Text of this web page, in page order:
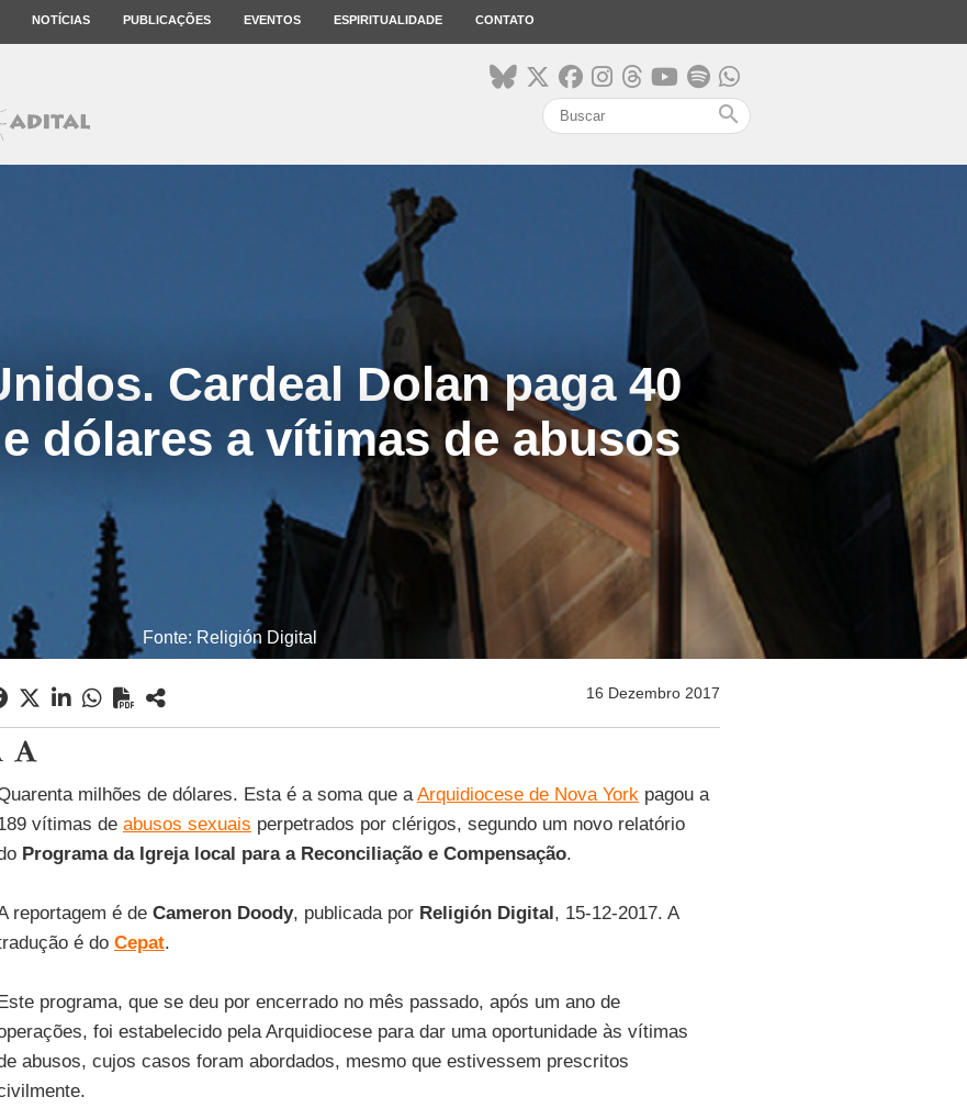
NOTÍCIAS PUBLICAÇÕES EVENTOS ESPIRITUALIDADE CONTATO
search
Cardeal Dolan paga 40
dólares a vítimas de abusos
Fonte: Religión Digital
16 Dezembro 2017
milhões de dólares. Esta é a soma que aArquidiocese de Nova Yorkpagou a
vítimas de abusos sexuais perpetrados por clérigos, segundo um novo relatório
Programa da Igreja local para a Reconciliação e Compensação.
reportagem é de Cameron Doody, publicada por Religión Digital, 15-12-2017. A
é do Cepat.
programa, que se deu por encerrado no mês passado, após um ano de
foi estabelecido pela Arquidiocese para dar uma oportunidade às vítimas
abusos, cujos casos foram abordados, mesmo que estivessem prescritos